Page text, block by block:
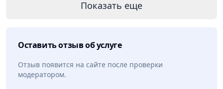
Показать еще
Оставить отзыв об услуге
Отзыв появится на сайте после проверки
модератором.